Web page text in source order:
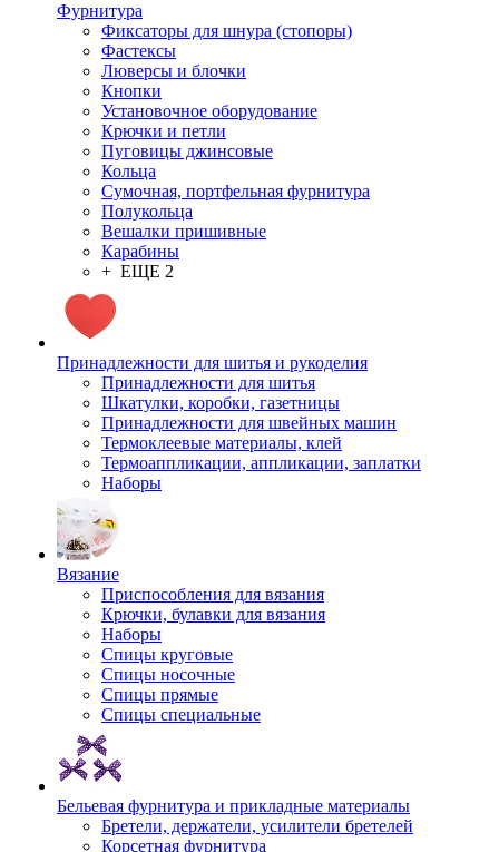
Фурнитура
Фиксаторы для шнура (стопоры)
Фастексы
Люверсы и блочки
Кнопки
Установочное оборудование
Крючки и петли
Пуговицы джинсовые
Кольца
Сумочная, портфельная фурнитура
Полукольца
Вешалки пришивные
Карабины
+ ЕЩЕ 2
Принадлежности для шитья и рукоделия
Принадлежности для шитья
Шкатулки, коробки, газетницы
Принадлежности для швейных машин
Термоклеевые материалы, клей
Термоаппликации, аппликации, заплатки
Наборы
Вязание
Приспособления для вязания
Крючки, булавки для вязания
Наборы
Спицы круговые
Спицы носочные
Спицы прямые
Спицы специальные
Бельевая фурнитура и прикладные материалы
Бретели, держатели, усилители бретелей
Корсетная фурнитура